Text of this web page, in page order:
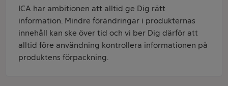
ICA har ambitionen att alltid ge Dig rätt
information. Mindre förändringar i produkternas
innehåll kan ske över tid och vi ber Dig därför att
alltid före användning kontrollera informationen på
produktens förpackning.